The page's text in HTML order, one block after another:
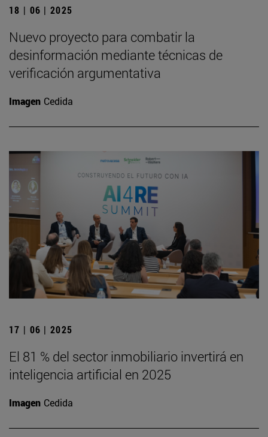
18 | 06 | 2025
Nuevo proyecto para combatir la
desinformación mediante técnicas de
verificación argumentativa
Imagen Cedida
17 | 06 | 2025
El 81 % del sector inmobiliario invertirá en
inteligencia artificial en 2025
Imagen Cedida